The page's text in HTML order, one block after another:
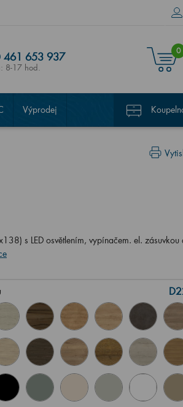
461 653 937
8-17 hod.
0
Výprodej
s LED osvětlením, vypínačem. el. zásuvkou